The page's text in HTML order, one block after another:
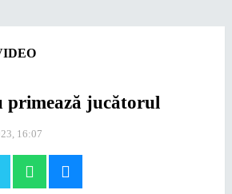
primează jucătorul
16:07